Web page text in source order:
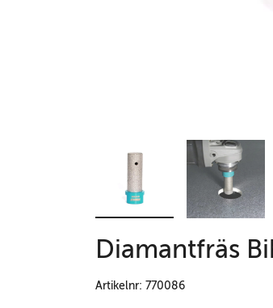
Diamantfräs
Artikelnr: 770086